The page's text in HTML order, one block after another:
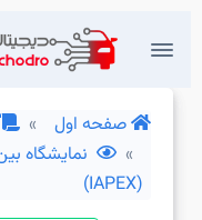
صفحه اول
نمایشگاه
(IAPEX)